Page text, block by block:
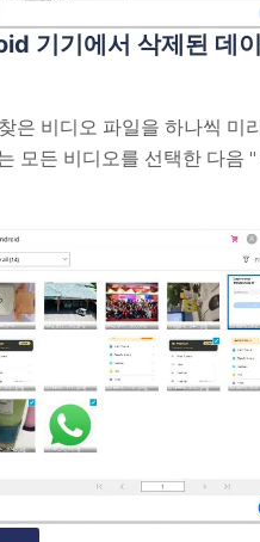
기기에서 삭제된 데
은 비디오 파일을 하나씩 미
모든 비디오를 선택한 다음 "